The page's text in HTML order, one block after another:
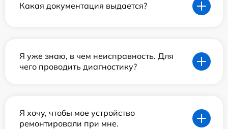
Какая документация выдается?
Я уже знаю, в чем неисправность. Для
чего проводить диагностику?
Я хочу, чтобы мое устройство
ремонтировали при мне.